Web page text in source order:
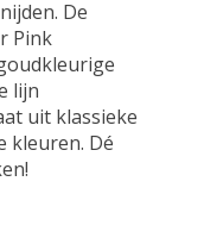
De
Pink
lijn
uit klassieke
kleuren. Dé